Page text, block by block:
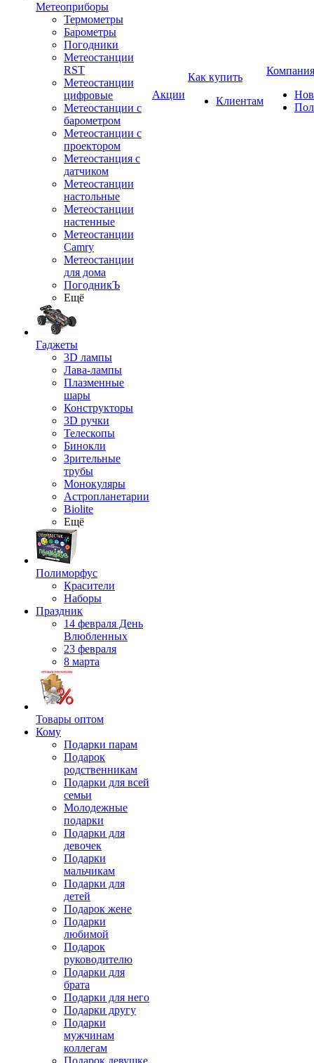
Метеоприборы
Термометры
Барометры
Погодники
Метеостанции
RST
Метеостанции
цифровые
Метеостанции с
барометром
Метеостанции с
проектором
Метеостанция с
датчиком
Метеостанции
настольные
Метеостанции
настенные
Метеостанции
Camry
Метеостанции
для дома
ПогодникЪ
Ещё
Гаджеты
3D лампы
Лава-лампы
Плазменные
шары
Конструкторы
3D ручки
Телескопы
Бинокли
Зрительные
трубы
Монокуляры
Астропланетарии
Biolite
Ещё
Полиморфус
Красители
Наборы
Праздник
14 февраля День
Влюбленных
23 февраля
8 марта
Товары оптом
Кому
Подарки парам
Подарок
родственникам
Подарки для всей
семьи
Молодежные
подарки
Подарки для
девочек
Подарки
мальчикам
Подарки для
детей
Подарок жене
Подарки
любимой
Подарок
руководителю
Подарки для
брата
Подарки для него
Подарки другу
Подарки
мужчинам
коллегам
Подарок девушке
Акции
Как купить
Клиентам
Компания